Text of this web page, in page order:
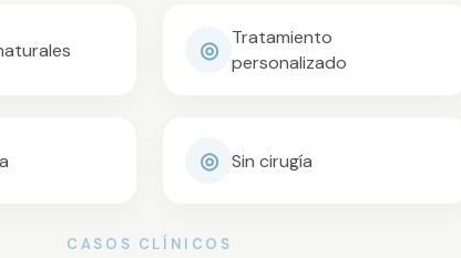
◎
Tratamiento
personalizado
◎ Sin cirugía
CASOS CLÍNICOS